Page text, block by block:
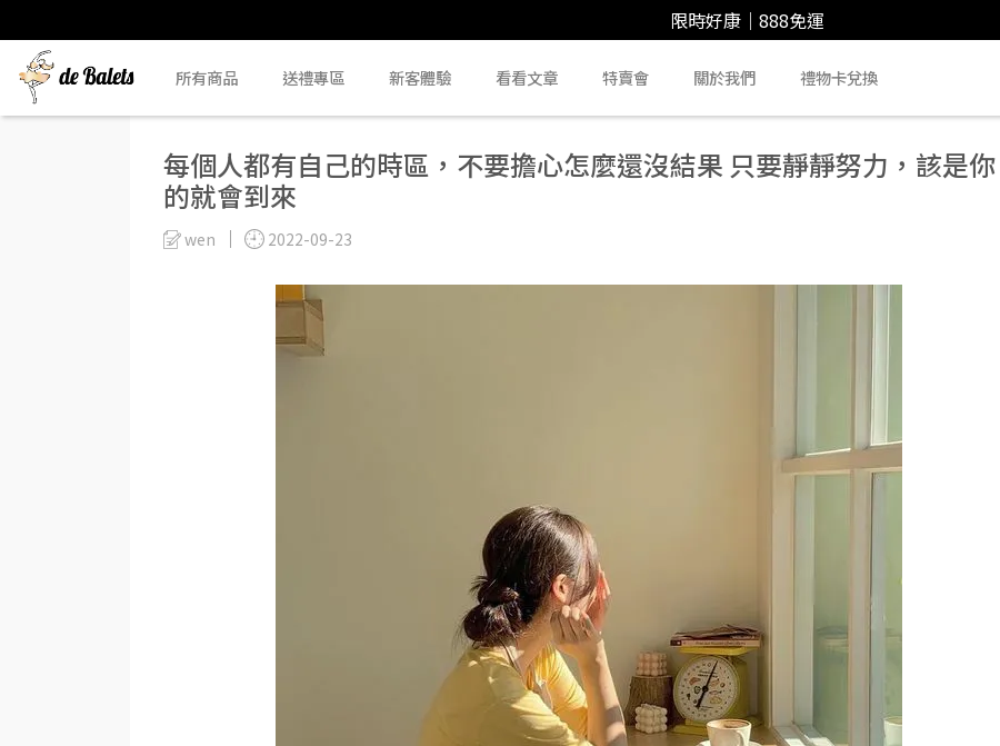
限時好康｜888免運
所有商品 送禮專區 新客體驗 看看文章 特賣會 關於我們 禮物卡兌換
每個人都有自己的時區，不要擔心怎麼還沒結果 只要靜靜努力，該是你
的就會到來
wen 2022-09-23